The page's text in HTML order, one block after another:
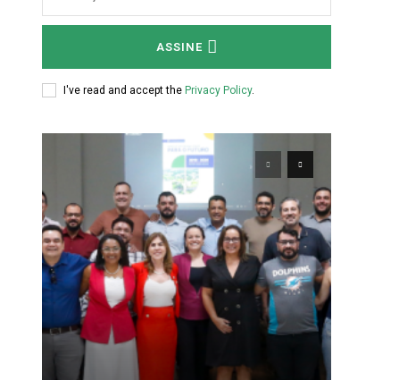
ASSINE
I've read and accept the Privacy Policy.